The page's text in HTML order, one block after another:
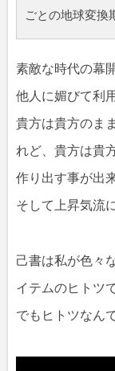
ごとの地球変換
素敵な時代の幕
他人に媚びて利
貴方は貴方のま
れど、貴方は貴
作り出す事が出
そして上昇気流
己書は私が色々
イテムのヒトツ
でもヒトツなん